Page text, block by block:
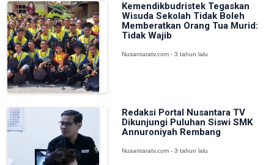
Kemendikbudristek Tegaskan
Wisuda Sekolah Tidak Boleh
Memberatkan Orang Tua Murid:
Tidak Wajib
Nusantaratv.com - 3 tahun lalu
Redaksi Portal Nusantara TV
Dikunjungi Puluhan Siswi SMK
Annuroniyah Rembang
Nusantaratv.com - 3 tahun lalu